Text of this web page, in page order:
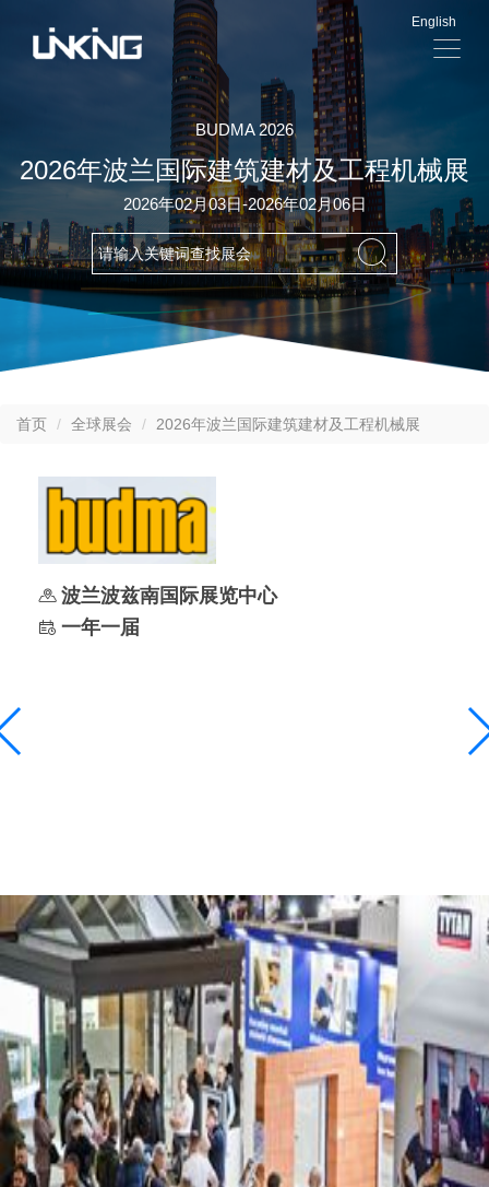
English
显
BUDMA 2026
2026年波兰国际建筑建材及工程机械展
2026年02月03日-2026年02月06日
首页 全球展会 2026年波兰国际建筑建材及工程机械展
波兰波兹南国际展览中心
一年一届